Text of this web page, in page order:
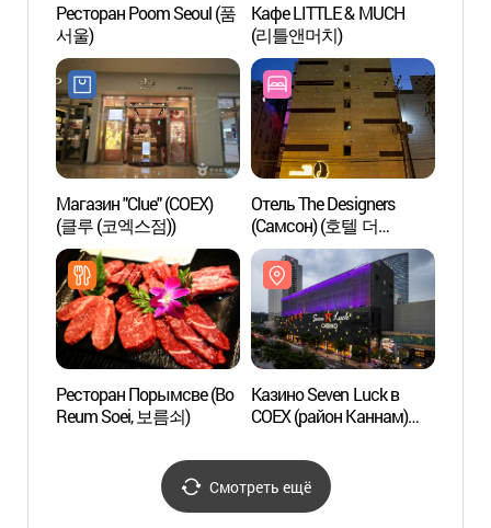
Ресторан Poom Seoul (품
서울)
Кафе LITTLE & MUCH
(리틀앤머치)
Магазин "Clue" (COEX)
(클루 (코엑스점))
Отель The Designers
(Самсон) (호텔 더
디자이너스 삼성점)
Ресторан Порымсве (Bo
Reum Soei, 보름쇠)
Казино Seven Luck в
COEX (район Каннам)
(강남코엑스점))
Смотреть ещё